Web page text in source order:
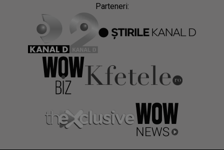
Parteneri: